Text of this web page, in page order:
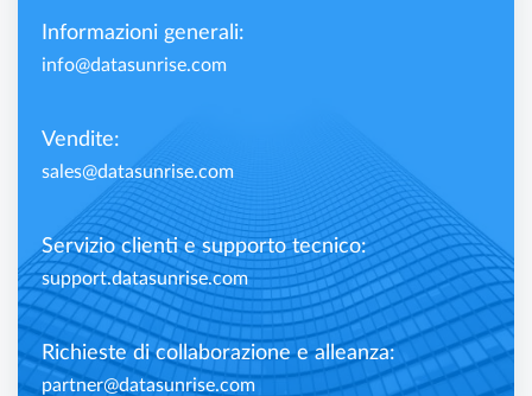
Informazioni generali:
info@datasunrise.com
Vendite:
sales@datasunrise.com
Servizio clienti e supporto tecnico:
support.datasunrise.com
Richieste di collaborazione e alleanza:
partner@datasunrise.com